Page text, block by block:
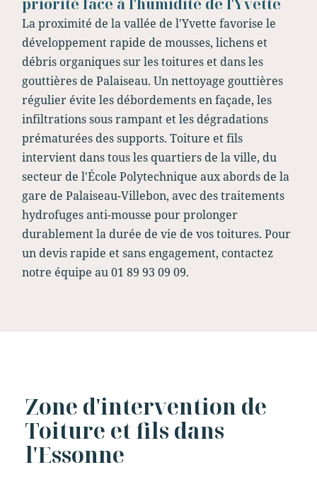
priorité face à l'humidité de l'Yvette
La proximité de la vallée de l'Yvette favorise le
développement rapide de mousses, lichens et
débris organiques sur les toitures et dans les
gouttières de Palaiseau. Un nettoyage gouttières
régulier évite les débordements en façade, les
infiltrations sous rampant et les dégradations
prématurées des supports. Toiture et fils
intervient dans tous les quartiers de la ville, du
secteur de l'École Polytechnique aux abords de la
gare de Palaiseau-Villebon, avec des traitements
hydrofuges anti-mousse pour prolonger
durablement la durée de vie de vos toitures. Pour
un devis rapide et sans engagement, contactez
notre équipe au 01 89 93 09 09.
Zone d'intervention de
Toiture et fils dans
l'Essonne